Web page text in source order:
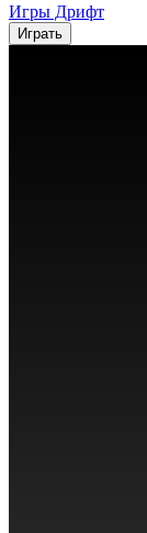
Игры Дрифт
Играть